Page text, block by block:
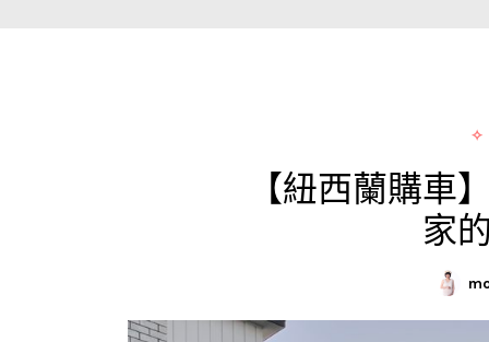
✧
【紐西蘭購車
家